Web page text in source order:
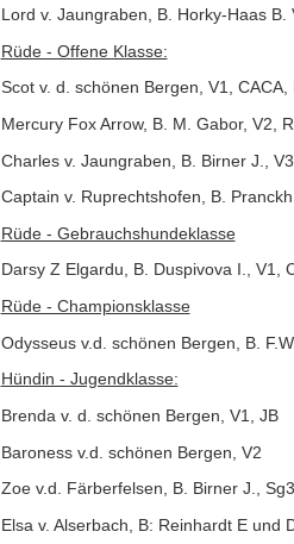
Lord v. Jaungraben, B. Horky-Haas B.
Rüde - Offene Klasse:
Scot v. d. schönen Bergen, V1, CACA,
Mercury Fox Arrow, B. M. Gabor, V2,
Charles v. Jaungraben, B. Birner J., V3
Captain v. Ruprechtshofen, B.
Rüde - Gebrauchshundeklasse
Darsy Z Elgardu, B. Duspivova I., V1,
Rüde - Championsklasse
Odysseus v.d. schönen Bergen, B.
Hündin - Jugendklasse:
Brenda v. d. schönen Bergen, V1, JB
Baroness v.d. schönen Bergen, V2
Zoe v.d. Färberfelsen, B. Birner J., Sg3
Elsa v. Alserbach, B: Reinhardt E und